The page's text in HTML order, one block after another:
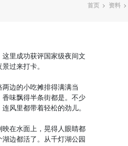
首页 资料
里成功获评国家级夜间文
过来打卡。
边的小吃摊排得满满当
味飘得半条街都是。不少
风里都带着轻松的劲儿。
在水面上，晃得人眼睛都
边都活了。从千灯湖公园